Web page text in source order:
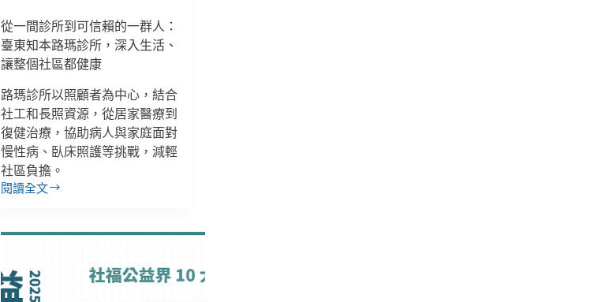
聲
相
EP151】
從一間診所到可信賴的一群人：
臺東知本路瑪診所，深入生活、
讓整個社區都健康
路瑪診所以照顧者為中心，結合
社工和長照資源，從居家醫療到
復健治療，協助病人與家庭面對
慢性病、臥床照護等挑戰，減輕
社區負擔。
閱讀全文
從
到
可